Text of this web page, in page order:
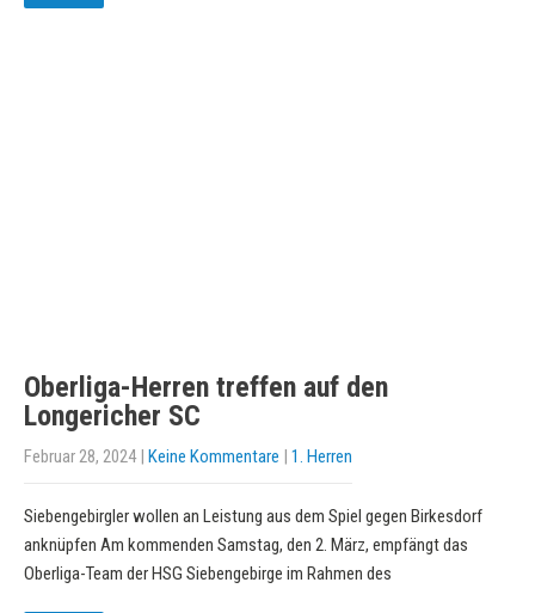
Oberliga-Herren treffen auf den
Longericher SC
Februar 28, 2024| Keine Kommentare | 1. Herren
Siebengebirgler wollen an Leistung aus dem Spiel gegen Birkesdorf
anknüpfen Am kommenden Samstag, den 2. März, empfängt das
Oberliga-Team der HSG Siebengebirge im Rahmen des